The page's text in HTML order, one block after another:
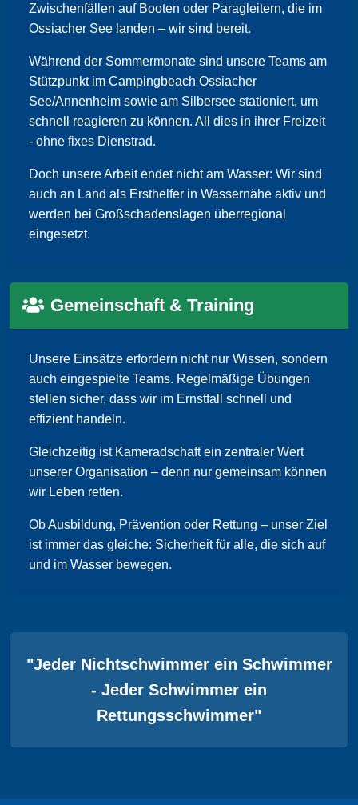
Zwischenfällen auf Booten oder Paragleitern, die im
Ossiacher See landen – wir sind bereit.
Während der Sommermonate sind unsere Teams am
Stützpunkt im Campingbeach Ossiacher
See/Annenheim sowie am Silbersee stationiert, um
schnell reagieren zu können. All dies in ihrer Freizeit
- ohne fixes Dienstrad.
Doch unsere Arbeit endet nicht am Wasser: Wir sind
auch an Land als Ersthelfer in Wassernähe aktiv und
werden bei Großschadenslagen überregional
eingesetzt.
Gemeinschaft & Training
Unsere Einsätze erfordern nicht nur Wissen, sondern
auch eingespielte Teams. Regelmäßige Übungen
stellen sicher, dass wir im Ernstfall schnell und
effizient handeln.
Gleichzeitig ist Kameradschaft ein zentraler Wert
unserer Organisation – denn nur gemeinsam können
wir Leben retten.
Ob Ausbildung, Prävention oder Rettung – unser Ziel
ist immer das gleiche: Sicherheit für alle, die sich auf
und im Wasser bewegen.
"Jeder Nichtschwimmer ein Schwimmer
- Jeder Schwimmer ein
Rettungsschwimmer"